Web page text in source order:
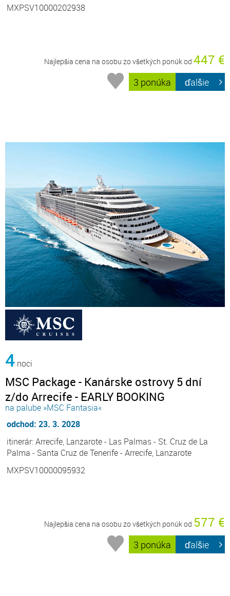
MXPSV10000202938
Najlepšia cena na osobu zo všetkých ponúk od 447 €
3 ponúka ďalšie
4 noci
MSC Package - Kanárske ostrovy 5 dní
z/do Arrecife - EARLY BOOKING
na palube »MSC Fantasia«
odchod: 23. 3. 2028
itinerár: Arrecife, Lanzarote - Las Palmas - St. Cruz de La
Palma - Santa Cruz de Tenerife - Arrecife, Lanzarote
MXPSV10000095932
Najlepšia cena na osobu zo všetkých ponúk od 577 €
3 ponúka ďalšie